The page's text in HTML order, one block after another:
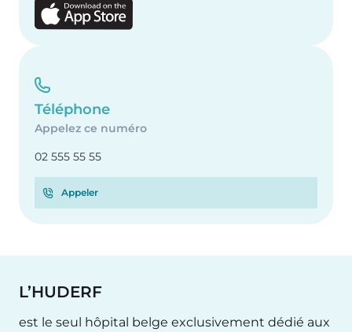
Téléphone
Appelez ce numéro
02 555 55 55
Appeler
L’HUDERF
est le seul hôpital belge exclusivement dédié aux